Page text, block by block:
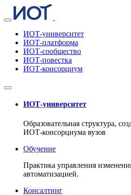
ИОТ-университет
ИОТ-платформа
ИОТ-сообщество
ИОТ-повестка
ИОТ-консорциум
ИОТ-университет
Образовательная структура,
ИОТ-консорциума вузов
Обучение
Практика управления
автоматизацией.
Консалтинг